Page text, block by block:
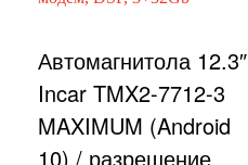
Автомагнитола 12.3″
Incar TMX2-7712-3
MAXIMUM (Android
10) / разрешение